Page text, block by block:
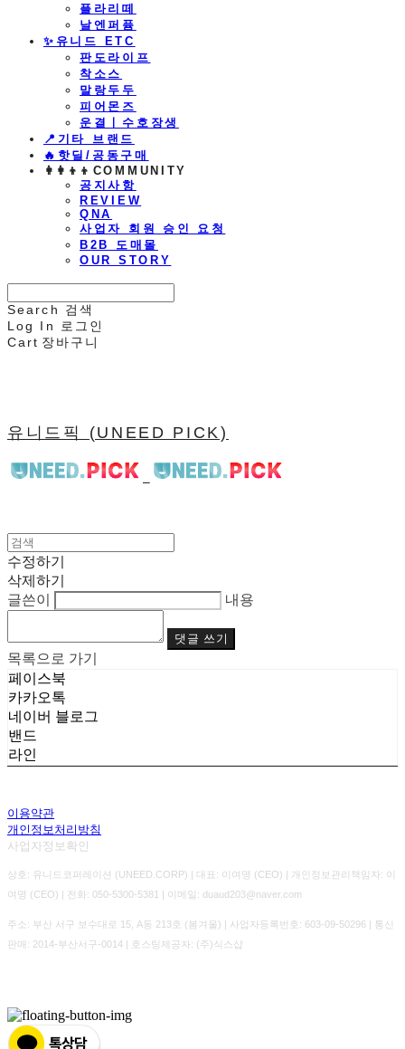
플라리떼
날엔퍼퓸
​✨유니드 ETC
판도라이프
착소스
말랑두두
피어몬즈
운결ㅣ수호장생
📍기타 브랜드
🔥핫딜/공동구매
👩‍👩‍👦‍👦COMMUNITY
공지사항
REVIEW
QNA
사업자 회원 승인 요청
B2B 도매몰
OUR STORY
Search
검색
Log In
로그인
Cart 장바구니
유니드픽 (UNEED PICK)
수정하기
삭제하기
글쓴이
내용
댓글 쓰기
목록으로 가기
페이스북
카카오톡
네이버 블로그
밴드
라인
이용약관
개인정보처리방침
사업자정보확인
상호: 유니드코퍼레이션 (UNEED.CORP) | 대표: 이여명 (CEO) | 개인정보관리책임자: 이
여명 (CEO) | 전화: 050-5300-5381 | 이메일: duaud203@naver.com
주소: 부산 서구 보수대로 15, A동 213호 (봄겨울) | 사업자등록번호: 603-09-50296 | 통신
판매: 2014-부산서구-0014 | 호스팅제공자: (주)식스샵